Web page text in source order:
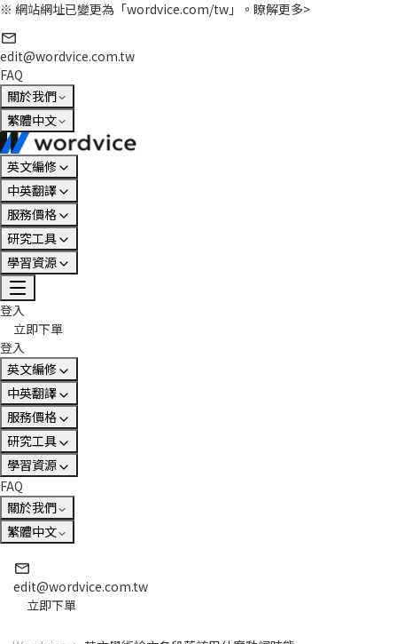
※ 網站網址已變更為「wordvice.com/tw」。 瞭解更多>
edit@wordvice.com.tw
FAQ
關於我們
繁體中文
英文編修
中英翻譯
服務價格
研究工具
學習資源
登入
立即下單
登入
英文編修
中英翻譯
服務價格
研究工具
學習資源
FAQ
關於我們
繁體中文
edit@wordvice.com.tw
立即下單